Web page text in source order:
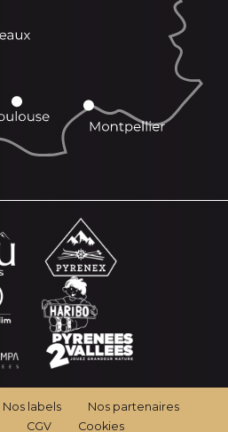
Nos labels
Nos partenaires
CGV Cookies